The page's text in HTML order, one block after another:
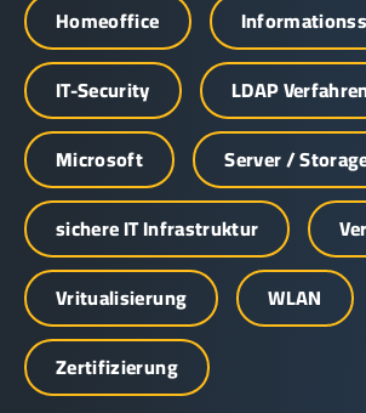
Homeoffice
IT-Security
LDAP
Microsoft
Server /
sichere IT Infrastruktur
Vritualisierung
WLAN
Zertifizierung